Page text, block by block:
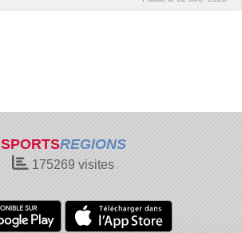
SPORTSREGIONS
175269 visites